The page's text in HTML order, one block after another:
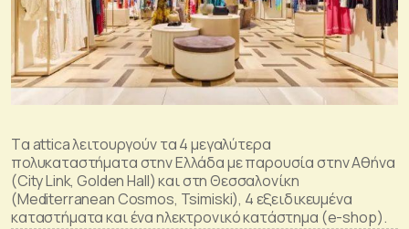
Tα attica λειτουργούν τα 4 μεγαλύτερα
πολυκαταστήματα στην Ελλάδα με παρουσία στην Αθήνα
(City Link, Golden Hall) και στη Θεσσαλονίκη
(Mediterranean Cosmos, Tsimiski), 4 εξειδικευμένα
καταστήματα και ένα ηλεκτρονικό κατάστημα (e-shop).